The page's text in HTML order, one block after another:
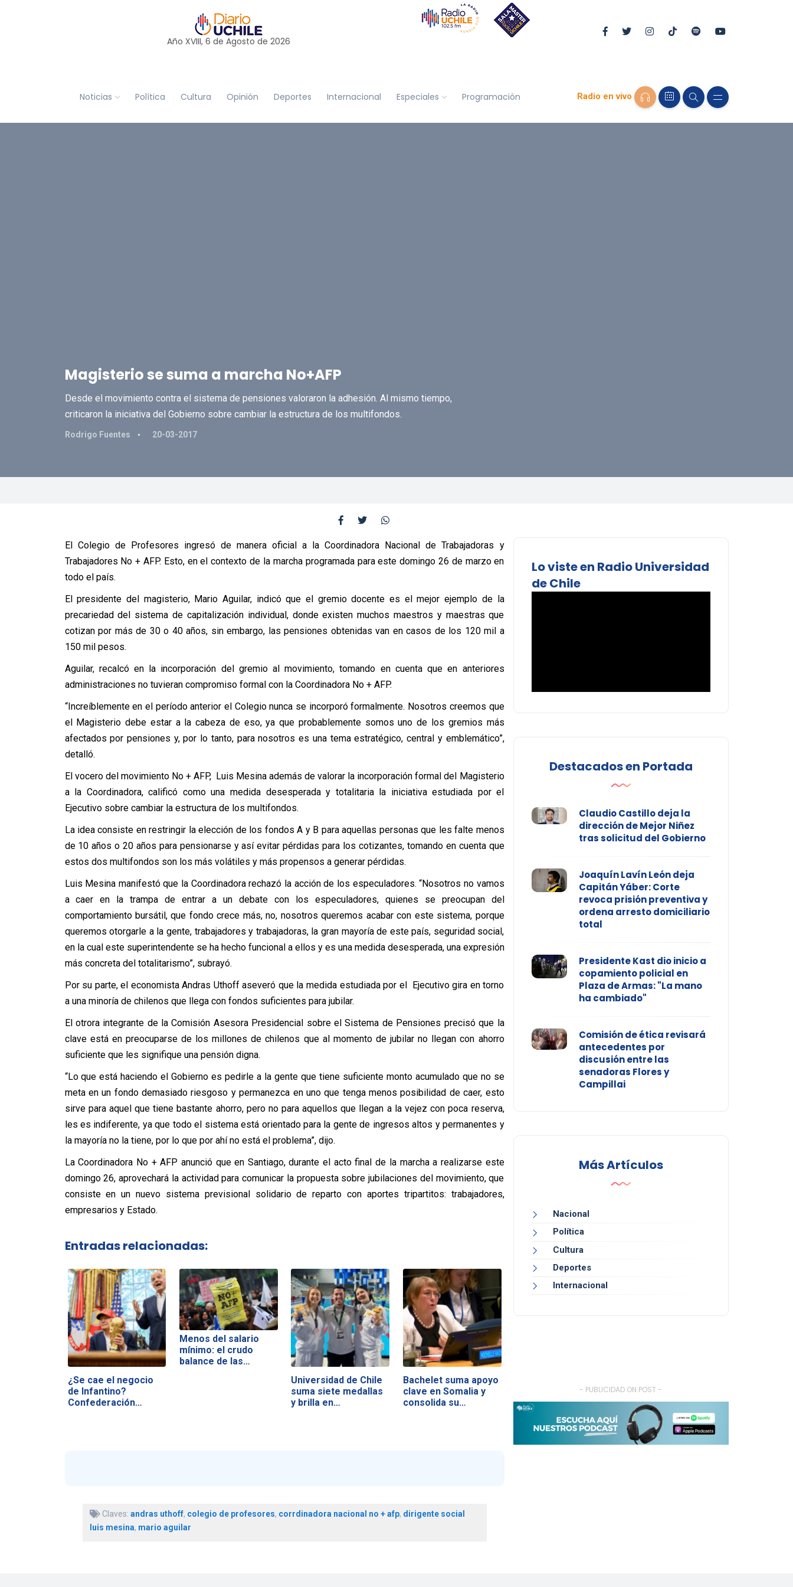
Año XVIII, 6 de Agosto de 2026
Noticias Política Cultura Opinión Deportes Internacional Especiales Programación Radio en vivo
Magisterio se suma a marcha No+AFP
Desde el movimiento contra el sistema de pensiones valoraron la adhesión. Al mismo tiempo,
criticaron la iniciativa del Gobierno sobre cambiar la estructura de los multifondos.
Rodrigo Fuentes 20-03-2017
El Colegio de Profesores ingresó de manera oficial a la Coordinadora Nacional de Trabajadoras y
Trabajadores No + AFP. Esto, en el contexto de la marcha programada para este domingo 26 de marzo en
todo el país.
El presidente del magisterio, Mario Aguilar, indicó que el gremio docente es el mejor ejemplo de la
precariedad del sistema de capitalización individual, donde existen muchos maestros y maestras que
cotizan por más de 30 o 40 años, sin embargo, las pensiones obtenidas van en casos de los 120 mil a
150 mil pesos.
Aguilar, recalcó en la incorporación del gremio al movimiento, tomando en cuenta que en anteriores
administraciones no tuvieran compromiso formal con la Coordinadora No + AFP.
“Increíblemente en el período anterior el Colegio nunca se incorporó formalmente. Nosotros creemos que
el Magisterio debe estar a la cabeza de eso, ya que probablemente somos uno de los gremios más
afectados por pensiones y, por lo tanto, para nosotros es una tema estratégico, central y emblemático”,
detalló.
El vocero del movimiento No + AFP, Luis Mesina además de valorar la incorporación formal del Magisterio
a la Coordinadora, calificó como una medida desesperada y totalitaria la iniciativa estudiada por el
Ejecutivo sobre cambiar la estructura de los multifondos.
La idea consiste en restringir la elección de los fondos A y B para aquellas personas que les falte menos
de 10 años o 20 años para pensionarse y así evitar pérdidas para los cotizantes, tomando en cuenta que
estos dos multifondos son los más volátiles y más propensos a generar pérdidas.
Luis Mesina manifestó que la Coordinadora rechazó la acción de los especuladores. “Nosotros no vamos
a caer en la trampa de entrar a un debate con los especuladores, quienes se preocupan del
comportamiento bursátil, que fondo crece más, no, nosotros queremos acabar con este sistema, porque
queremos otorgarle a la gente, trabajadores y trabajadoras, la gran mayoría de este país, seguridad social,
en la cual este superintendente se ha hecho funcional a ellos y es una medida desesperada, una expresión
más concreta del totalitarismo”, subrayó.
Por su parte, el economista Andras Uthoff aseveró que la medida estudiada por el Ejecutivo gira en torno
a una minoría de chilenos que llega con fondos suficientes para jubilar.
El otrora integrante de la Comisión Asesora Presidencial sobre el Sistema de Pensiones precisó que la
clave está en preocuparse de los millones de chilenos que al momento de jubilar no llegan con ahorro
suficiente que les signifique una pensión digna.
“Lo que está haciendo el Gobierno es pedirle a la gente que tiene suficiente monto acumulado que no se
meta en un fondo demasiado riesgoso y permanezca en uno que tenga menos posibilidad de caer, esto
sirve para aquel que tiene bastante ahorro, pero no para aquellos que llegan a la vejez con poca reserva,
les es indiferente, ya que todo el sistema está orientado para la gente de ingresos altos y permanentes y
la mayoría no la tiene, por lo que por ahí no está el problema”, dijo.
La Coordinadora No + AFP anunció que en Santiago, durante el acto final de la marcha a realizarse este
domingo 26, aprovechará la actividad para comunicar la propuesta sobre jubilaciones del movimiento, que
consiste en un nuevo sistema previsional solidario de reparto con aportes tripartitos: trabajadores,
empresarios y Estado.
Entradas relacionadas:
¿Se cae el negocio
de Infantino?
Confederación…
Menos del salario
mínimo: el crudo
balance de las…
Universidad de Chile
suma siete medallas
y brilla en…
Bachelet suma apoyo
clave en Somalia y
consolida su…
Claves: andras uthoff, colegio de profesores, corrdinadora nacional no + afp, dirigente social
luis mesina, mario aguilar
Lo viste en Radio Universidad
de Chile
Destacados en Portada
Claudio Castillo deja la
dirección de Mejor Niñez
tras solicitud del Gobierno
Joaquín Lavín León deja
Capitán Yáber: Corte
revoca prisión preventiva y
ordena arresto domiciliario
total
Presidente Kast dio inicio a
copamiento policial en
Plaza de Armas: "La mano
ha cambiado"
Comisión de ética revisará
antecedentes por
discusión entre las
senadoras Flores y
Campillai
Más Artículos
Nacional
Política
Cultura
Deportes
Internacional
- PUBLICIDAD ON POST -